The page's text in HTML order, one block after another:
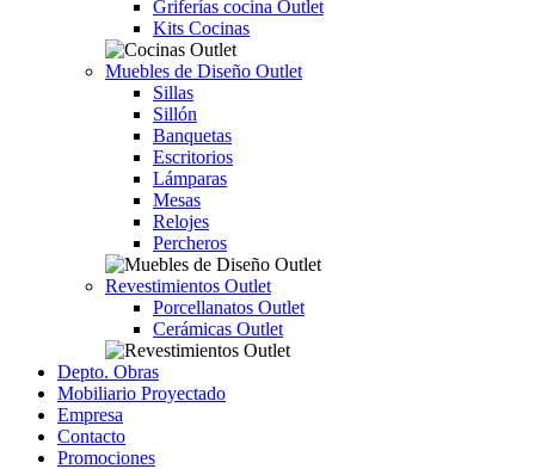
Griferías cocina Outlet
Kits Cocinas
Muebles de Diseño Outlet
Sillas
Sillón
Banquetas
Escritorios
Lámparas
Mesas
Relojes
Percheros
Revestimientos Outlet
Porcellanatos Outlet
Cerámicas Outlet
Depto. Obras
Mobiliario Proyectado
Empresa
Contacto
Promociones